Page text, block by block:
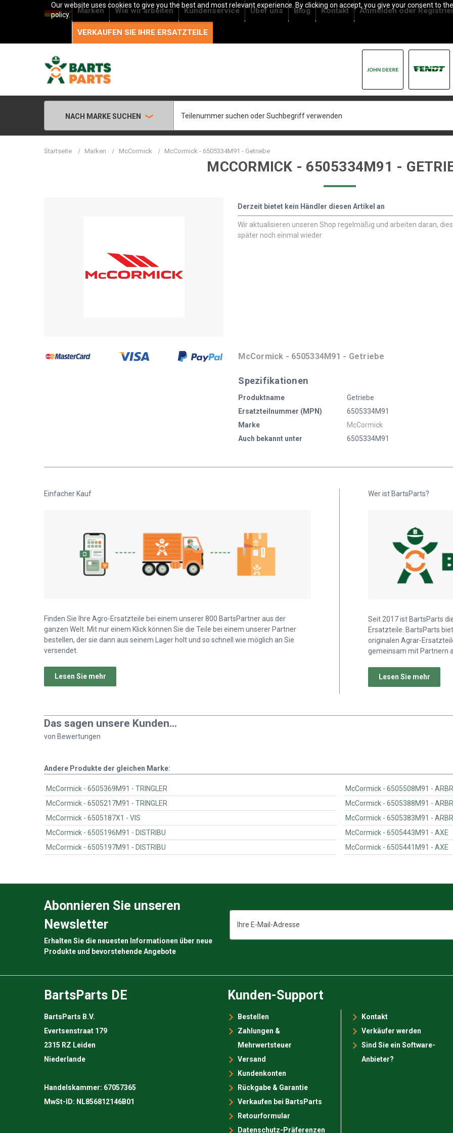
Our website uses cookies to give you the best and most relevant experience. By clicking on accept, you give your consent to
policy.
Marken Wie wir arbeiten Kundenservice Über uns Blog Kontakt Anmeldenoder
VERKAUFEN SIE IHRE ERSATZTEILE
NACH MARKE SUCHEN
Startseite Marken McCormick McCormick - 6505334M91 - Getriebe
MCCORMICK - 6505334M91 -
Derzeit bietet kein Händler diesen Artikel an
Wir aktualisieren unseren Shop regelmäßig und arbeiten daran,
später noch einmal wieder
McCormick - 6505334M91 - Getriebe
Spezifikationen
Produktname
Getriebe
Ersatzteilnummer (MPN)
6505334M91
Marke
McCormick
Auch bekannt unter
6505334M91
Einfacher Kauf
Finden Sie Ihre Agro-Ersatzteile bei einem unserer 800 BartsPartner aus der
ganzen Welt. Mit nur einem Klick können Sie die Teile bei einem unserer Partner
bestellen, der sie dann aus seinem Lager holt und so schnell wie möglich an Sie
versendet.
Lesen Sie mehr
Wer ist BartsParts?
Seit 2017 ist BartsParts
Ersatzteile. BartsParts
originalen Agrar-
gemeinsam mit Partnern
Lesen Sie mehr
Das sagen unsere Kunden...
von Bewertungen
Andere Produkte der gleichen Marke:
McCormick - 6505369M91 - TRINGLER
McCormick - 6505217M91 - TRINGLER
McCormick - 6505187X1 - VIS
McCormick - 6505196M91 - DISTRIBU
McCormick - 6505197M91 - DISTRIBU
McCormick - 6505508M91
McCormick - 6505388M91
McCormick - 6505383M91
McCormick - 6505443M91 - AXE
McCormick - 6505441M91 - AXE
Abonnieren Sie unseren
Newsletter
Erhalten Sie die neuesten Informationen über neue
Produkte und bevorstehende Angebote
Mail-
Kunden-Support
Bestellen
Zahlungen &
Mehrwertsteuer
Versand
Kundenkonten
Rückgabe & Garantie
Verkaufen bei BartsParts
Retourformular
Datenschutz-Präferenzen
Kontakt
Verkäufer werden
Sind Sie ein Software-
Anbieter?
BartsParts DE
BartsParts B.V.
Evertsenstraat 179
2315 RZ Leiden
Niederlande
Handelskammer: 67057365
MwSt-ID: NL856812146B01